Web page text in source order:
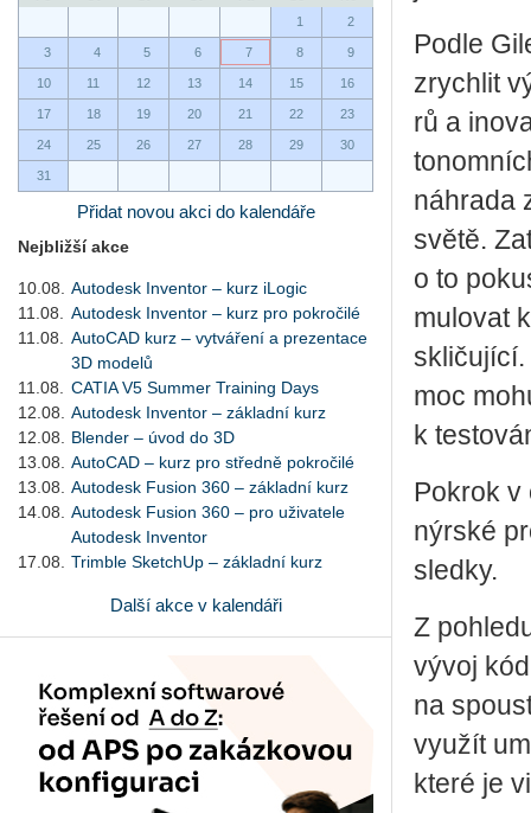
1
2
3 4 5 6 7 8 9
10 11 12 13 14 15 16
17 18 19 20 21 22 23
24 25 26 27 28 29 30
31
Přidat novou akci do kalendáře
Nejbližší akce
10.08.
Autodesk Inventor – kurz iLogic
11.08.
Autodesk Inventor – kurz pro pokročilé
11.08.
AutoCAD kurz – vytváření a prezentace
3D modelů
11.08.
CATIA V5 Summer Training Days
12.08.
Autodesk Inventor – základní kurz
12.08.
Blender – úvod do 3D
13.08.
AutoCAD – kurz pro středně pokročilé
13.08.
Autodesk Fusion 360 – základní kurz
14.08.
Autodesk Fusion 360 – pro uživatele
Autodesk Inventor
17.08.
Trimble SketchUp – základní kurz
Další akce v kalendáři
Podle
zrych­lit
rů a
ná­hra­da
světě.
o to
mu­lo­vat
skli­ču­jí­cí.
moc
k
Po­krok
nýr­ské
sled­ky.
Z
vývoj
na
vy­u­žít
které je